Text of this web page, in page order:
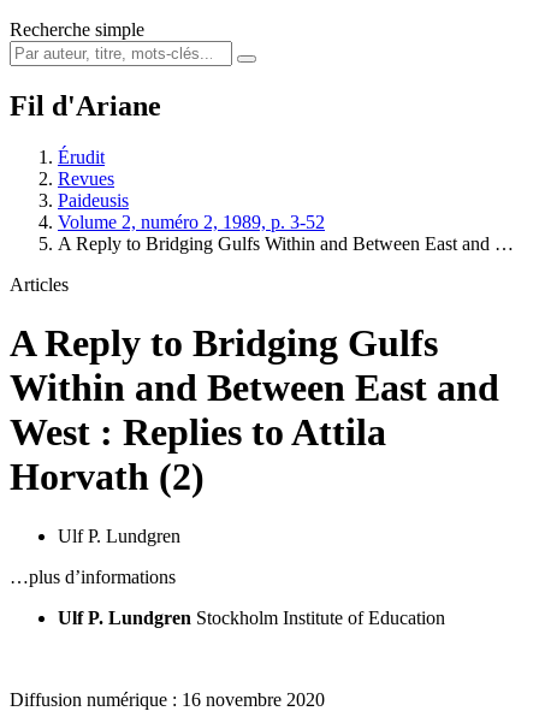
Recherche simple
Fil d'Ariane
Érudit
Revues
Paideusis
Volume 2, numéro 2, 1989, p. 3-52
A Reply to Bridging Gulfs Within and Between East and …
Articles
A Reply to Bridging Gulfs
Within and Between East and
West : Replies to Attila
Horvath (2)
Ulf P. Lundgren
…plus d’informations
Ulf P. Lundgren Stockholm Institute of Education
Diffusion numérique : 16 novembre 2020